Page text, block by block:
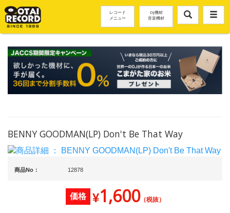
レコード
メニュー
DJ機材
音楽機材
BENNY GOODMAN(LP) Don't Be That Way
商品No： 12878
価格 ¥1,600（税抜）